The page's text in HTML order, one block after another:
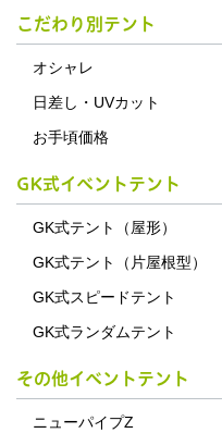
こだわり別テント
オシャレ
日差し・UVカット
お手頃価格
GK式イベントテント
GK式テント（屋形）
GK式テント（片屋根型）
GK式スピードテント
GK式ランダムテント
その他イベントテント
ニューパイプZ